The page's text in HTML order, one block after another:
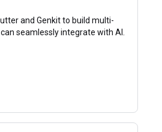
and Genkit to build multi-
seamlessly integrate with AI.